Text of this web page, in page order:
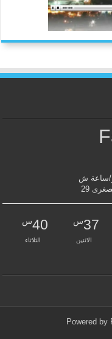
37س
الاثنين
40س
الثلاثاء
Powered by